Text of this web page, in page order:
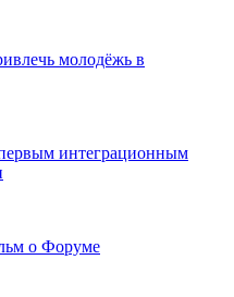
молодёжь в
интеграционным
о Форуме